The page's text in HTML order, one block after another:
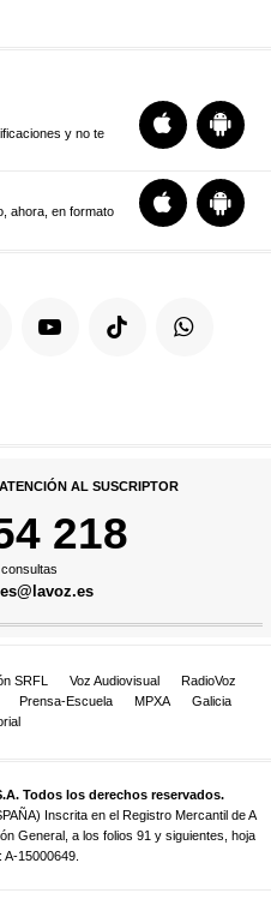
y no te
ahora, en formato
AL SUSCRIPTOR
218
SRFL Voz Audiovisual
RadioVoz
Prensa-Escuela MPXA
Galicia
Todos los derechos reservados.
Inscrita en el Registro Mercantil de A
General, a los folios 91 y siguientes, hoja
15000649.